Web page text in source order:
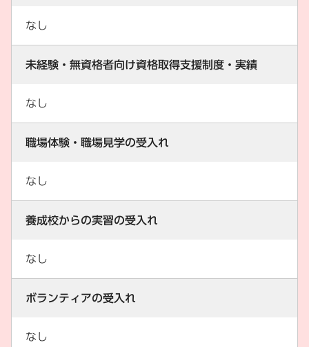
なし
未経験・無資格者向け資格取得支援制度・実績
なし
職場体験・職場見学の受入れ
なし
養成校からの実習の受入れ
なし
ボランティアの受入れ
なし